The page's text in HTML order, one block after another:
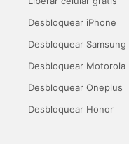
Desbloquear iPhone
Desbloquear Samsung
Desbloquear Motorola
Desbloquear Oneplus
Desbloquear Honor